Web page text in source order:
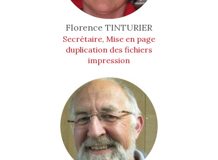
Florence TINTURIER
Secrétaire, Mise en page
duplication des fichiers
impression